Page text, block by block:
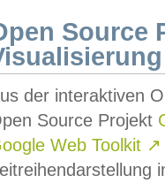
Source
der interaktiven
Source Projekt
Web Toolkit ↗